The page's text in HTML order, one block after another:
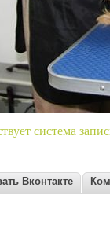
система
Вконтакте